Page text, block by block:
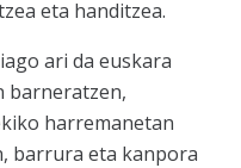
eta handitzea.
ari da euskara
barneratzen,
harremanetan
barrura eta kanpora